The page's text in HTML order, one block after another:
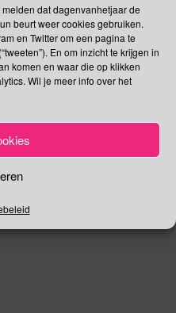
dat dagenvanhetjaar de
beurt weer cookies gebruiken.
en Twitter om een pagina te
En om inzicht te krijgen in
komen en waar die op klikken
Wil je meer info over het
is een gezamenlijk
Nederland (CSN) en de
Lees verder